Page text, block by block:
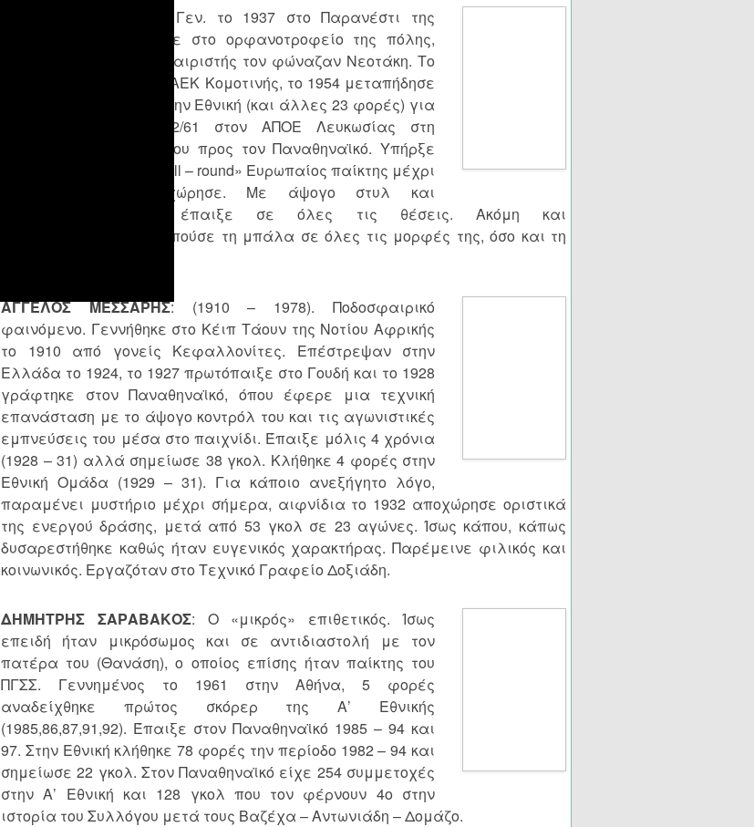
: Γεν. το 1937 στο Παρανέστι της
Δράμας και μεγάλωσε στο ορφανοτροφείο της πόλης,
μέχρι να γίνει ποδοσφαιριστής τον φώναζαν Νεοτάκη. Το
1952 πρωτόπαιξε στην ΑΕΚ Κομοτινής, το 1954 μεταπήδησε
στη Δόξα και το 1958 στην Εθνική (και άλλες 23 φορές) για
να βρεθεί στις 20/12/61 στον ΑΠΟΕ Λευκωσίας στη
δαιδαλώδη διαδρομή του προς τον Παναθηναϊκό. Υπήρξε
για 7 χρόνια ο πλέον «all – round» Ευρωπαίος παίκτης μέχρι
το 1968 που αποχώρησε. Με άψογο στυλ και
αποτελεσματικότητα έπαιξε σε όλες τις θέσεις. Ακόμη και
τερματοφύλακας. Αγαπούσε τη μπάλα σε όλες τις μορφές της, όσο και τη
ΑΓΓΕΛΟΣ ΜΕΣΣΑΡΗΣ: (1910 – 1978). Ποδοσφαιρικό
φαινόμενο. Γεννήθηκε στο Κέιπ Τάουν της Νοτίου Αφρικής
το 1910 από γονείς Κεφαλλονίτες. Επέστρεψαν στην
Ελλάδα το 1924, το 1927 πρωτόπαιξε στο Γουδή και το 1928
γράφτηκε στον Παναθηναϊκό, όπου έφερε μια τεχνική
επανάσταση με το άψογο κοντρόλ του και τις αγωνιστικές
εμπνεύσεις του μέσα στο παιχνίδι. Έπαιξε μόλις 4 χρόνια
(1928 – 31) αλλά σημείωσε 38 γκολ. Κλήθηκε 4 φορές στην
Εθνική Ομάδα (1929 – 31). Για κάποιο ανεξήγητο λόγο,
παραμένει μυστήριο μέχρι σήμερα, αιφνίδια το 1932 αποχώρησε οριστικά
της ενεργού δράσης, μετά από 53 γκολ σε 23 αγώνες. Ίσως κάπου, κάπως
δυσαρεστήθηκε καθώς ήταν ευγενικός χαρακτήρας. Παρέμεινε φιλικός και
κοινωνικός. Εργαζόταν στο Τεχνικό Γραφείο Δοξιάδη.
ΔΗΜΗΤΡΗΣ ΣΑΡΑΒΑΚΟΣ: Ο «μικρός» επιθετικός. Ίσως
επειδή ήταν μικρόσωμος και σε αντιδιαστολή με τον
πατέρα του (Θανάση), ο οποίος επίσης ήταν παίκτης του
ΠΓΣΣ. Γεννημένος το 1961 στην Αθήνα, 5 φορές
αναδείχθηκε πρώτος σκόρερ της Α’ Εθνικής
(1985,86,87,91,92). Έπαιξε στον Παναθηναϊκό 1985 – 94 και
97. Στην Εθνική κλήθηκε 78 φορές την περίοδο 1982 – 94 και
σημείωσε 22 γκολ. Στον Παναθηναϊκό είχε 254 συμμετοχές
στην Α’ Εθνική και 128 γκολ που τον φέρνουν 4ο στην
ιστορία του Συλλόγου μετά τους Βαζέχα – Αντωνιάδη – Δομάζο.